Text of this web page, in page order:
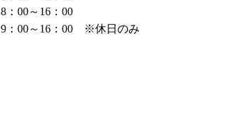
8：00～16：00
9：00～16：00 ※休日のみ